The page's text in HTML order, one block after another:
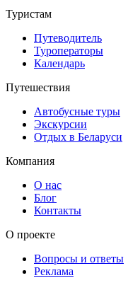
Туристам
Путеводитель
Туроператоры
Календарь
Путешествия
Автобусные туры
Экскурсии
Отдых в Беларуси
Компания
О нас
Блог
Контакты
О проекте
Вопросы и ответы
Реклама